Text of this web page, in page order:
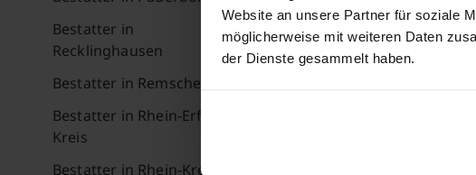
Website an unsere Partner für soziale
möglicherweise mit weiteren Daten
der Dienste gesammelt haben.
Bestatter in
Recklinghausen
Bestatter in Remscheid
Bestatter in Rhein-Erft-
Kreis
Bestatter in Rhein-Kreis